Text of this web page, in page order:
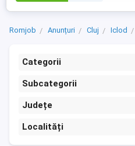
Romjob Anunțuri Cluj Iclod
Categorii
Subcategorii
Județe
Localități